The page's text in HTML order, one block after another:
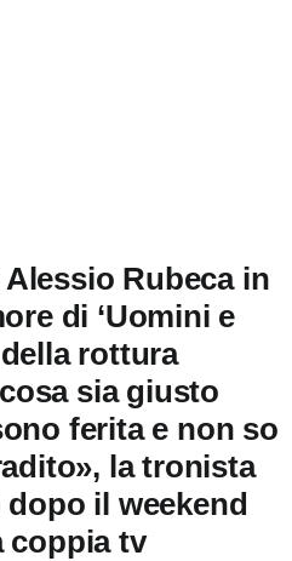
Rubeca in
di ‘Uomini e
rottura
sia giusto
ferita e non so
la tronista
il weekend
coppia tv